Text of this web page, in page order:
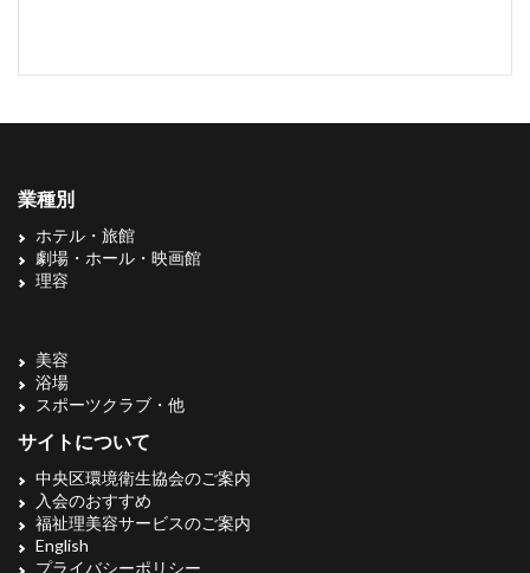
業種別
ホテル・旅館
劇場・ホール・映画館
理容
美容
浴場
スポーツクラブ・他
サイトについて
中央区環境衛生協会のご案内
入会のおすすめ
福祉理美容サービスのご案内
English
プライバシーポリシー